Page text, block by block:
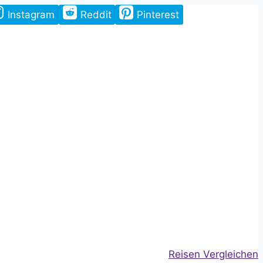
Instagram Reddit Pinterest
Reisen Vergleichen